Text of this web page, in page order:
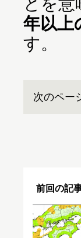
年以上
す。
次のペー
前回の記